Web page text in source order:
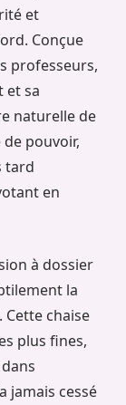
et
Conçue
professeurs,
et sa
naturelle de
de pouvoir,
tard
en
à dossier
la
chaise
plus fines,
jamais cessé